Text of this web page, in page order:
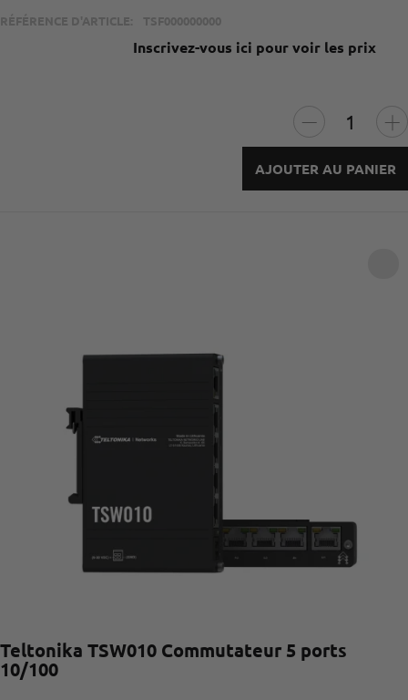
RÉFÉRENCE D'ARTICLE: TSF000000000
Inscrivez-vous ici pour voir les prix
AJOUTER AU PANIER
Teltonika TSW010 Commutateur 5 ports
10/100